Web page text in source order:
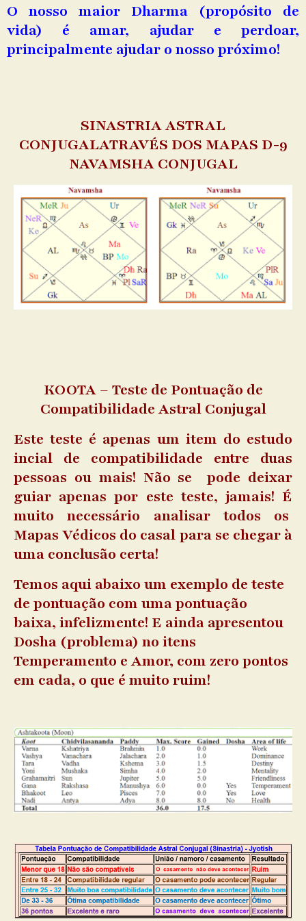
O nosso maior Dharma (propósito de
vida) é amar, ajudar e perdoar,
principalmente ajudar o nosso próximo!
SINASTRIA ASTRAL
CONJUGALATRAVÉS DOS MAPAS D-9
NAVAMSHA CONJUGAL
KOOTA – Teste de Pontuação de
Compatibilidade Astral Conjugal
Este teste é apenas um item do estudo
incial de compatibilidade entre duas
pessoas ou mais! Não se pode deixar
guiar apenas por este teste, jamais! É
muito necessário analisar todos os
Mapas Védicos do casal para se chegar à
uma conclusão certa!
Temos aqui abaixo um exemplo de teste
de pontuação com uma pontuação
baixa, infelizmente! E ainda apresentou
Dosha (problema) no itens
Temperamento e Amor, com zero pontos
em cada, o que é muito ruim!